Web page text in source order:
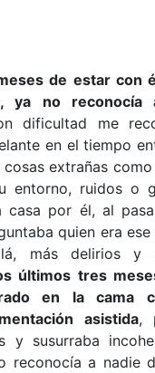
de estar con
ya no reconocía
dificultad me
en el tiempo
extrañas
entorno, ruidos o
casa por él, al
quien era
más delirios y
últimos tres
en la cama
asistida,
y susurraba
reconocía a nadie